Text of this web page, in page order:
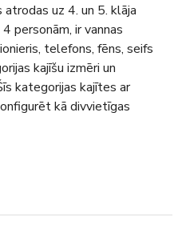
uz 4. un 5. klāja
personām, ir vannas
telefons, fēns, seifs
kajīšu izmēri un
kategorijas kajītes ar
kā divvietīgas